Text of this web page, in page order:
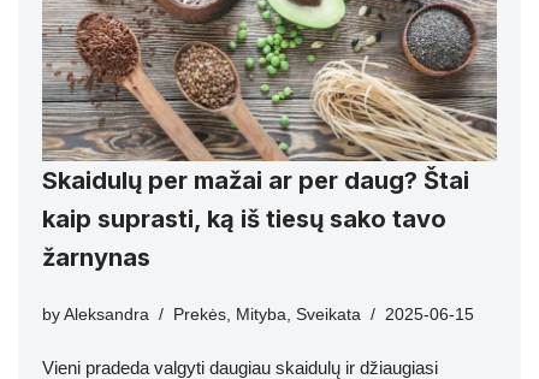
Skaidulų per mažai ar per daug? Štai
kaip suprasti, ką iš tiesų sako tavo
žarnynas
by Aleksandra Prekės, Mityba, Sveikata 2025-06-15
Vieni pradeda valgyti daugiau skaidulų ir džiaugiasi